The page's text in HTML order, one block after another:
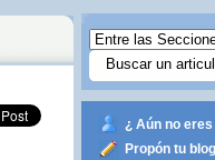
¿ Aún no
Propón tu blog